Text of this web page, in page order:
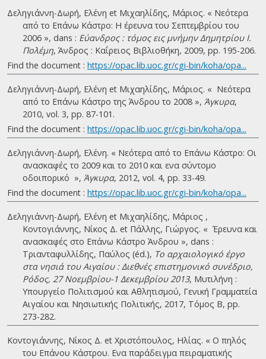
Δεληγιάννη-Δωρή, Ελένη et Μιχαηλίδης, Μάριος. « Νεότερα
από το Επάνω Κάστρο: Η έρευνα του Σεπτεμβρίου του
2006 », dans : Εύανδρος : τόμος εις μνήμην Δημητρίου Ι.
Πολέμη, Άνδρος : Καΐρειος Βιβλιοθήκη, 2009, pp. 195-206.
Find the document : https://opac.lib.uoc.gr/cgi-bin/koha/opa...
Δεληγιάννη-Δωρή, Ελένη et Μιχαηλίδης, Μάριος. « Νεότερα
από το Επάνω Κάστρο της Άνδρου το 2008 », Άγκυρα,
2010, vol. 3, pp. 87-101.
Find the document : https://opac.lib.uoc.gr/cgi-bin/koha/opa...
Δεληγιάννη-Δωρή, Ελένη. « Νεότερα από το Επάνω Κάστρο: Οι
ανασκαφές το 2009 και το 2010 και ενα σύντομο
οδοιπορικό », Άγκυρα, 2012, vol. 4, pp. 33-49.
Find the document : https://opac.lib.uoc.gr/cgi-bin/koha/opa...
Δεληγιάννη-Δωρή, Ελένη et Μιχαηλίδης, Μάριος ,
Κοντογιάννης, Νίκος Δ. et Πάλλης, Γιώργος. « Έρευνα και
ανασκαφές στο Eπάνω Kάστρο Άνδρου », dans :
Τριανταφυλλίδης, Παύλος (éd.), Το αρχαιολογικό έργο
στα νησιά του Αιγαίου : Διεθνές επιστημονικό συνέδριο,
Ρόδος, 27 Νοεμβρίου-1 Δεκεμβρίου 2013, Μυτιλήνη :
Υπουργείο Πολιτισμού και Αθλητισμού, Γενική Γραμματεία
Αιγαίου και Νησιωτικής Πολιτικής, 2017, Τόμος Β, pp.
273-282.
Κοντογιάννης, Νίκος Δ. et Χριστόπουλος, Ηλίας. « Ο πηλός
του Επάνου Κάστρου. Ενα παράδειγμα πειραματικής